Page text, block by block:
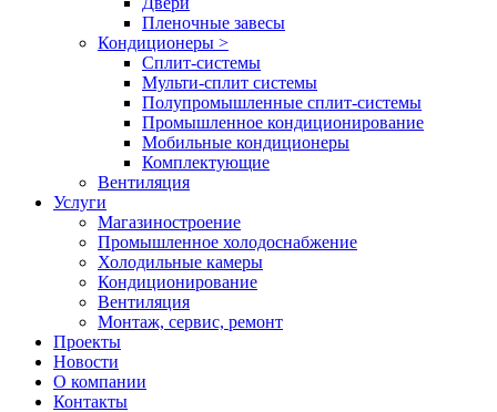
Пленочные завесы
Кондиционеры >
Сплит-системы
Мульти-сплит системы
Полупромышленные сплит-системы
Промышленное кондиционирование
Мобильные кондиционеры
Комплектующие
Вентиляция
Услуги
Магазиностроение
Промышленное холодоснабжение
Холодильные камеры
Кондиционирование
Вентиляция
Монтаж, сервис, ремонт
Проекты
Новости
О компании
Контакты